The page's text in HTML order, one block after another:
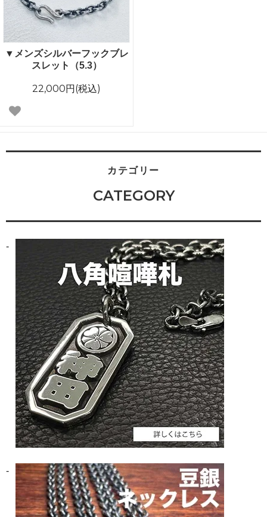
▼メンズシルバーフックブレ
スレット（5.3）
22,000円(税込)
カテゴリー
CATEGORY